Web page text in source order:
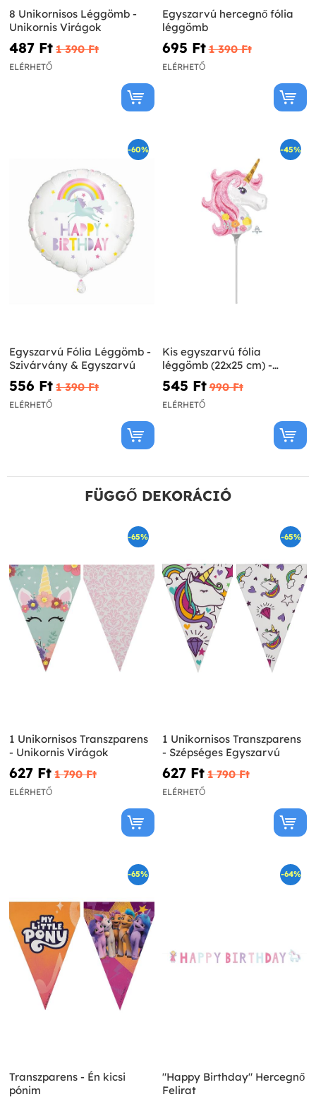
8 Unikornisos Léggömb -
Unikornis Virágok
487 Ft‎ 1 390 Ft‎
ELÉRHETŐ
Egyszarvú hercegnő fólia
léggömb
695 Ft‎ 1 390 Ft‎
ELÉRHETŐ
-60%
Egyszarvú Fólia Léggömb -
Szivárvány & Egyszarvú
556 Ft‎ 1 390 Ft‎
ELÉRHETŐ
-45%
Kis egyszarvú fólia
léggömb (22x25 cm) -
Pretty Unicorn
545 Ft‎ 990 Ft‎
ELÉRHETŐ
FÜGGŐ DEKORÁCIÓ
-65%
1 Unikornisos Transzparens
- Unikornis Virágok
627 Ft‎ 1 790 Ft‎
ELÉRHETŐ
-65%
1 Unikornisos Transzparens
- Szépséges Egyszarvú
627 Ft‎ 1 790 Ft‎
ELÉRHETŐ
-65%
Transzparens - Én kicsi
pónim
-64%
"Happy Birthday" Hercegnő
Felirat